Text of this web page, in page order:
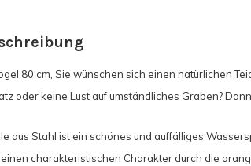
80 cm, Sie wünschen sich einen natürlichen
oder keine Lust auf umständliches Graben?
aus Stahl ist ein schönes und auffälliges
charakteristischen Charakter durch die